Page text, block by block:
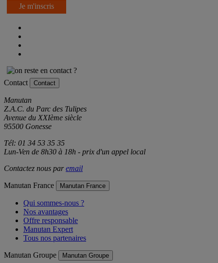
Je m'inscris
Contact Contact
Manutan
Z.A.C. du Parc des Tulipes
Avenue du XXIème siècle
95500 Gonesse
Tél: 01 34 53 35 35
Lun-Ven de 8h30 à 18h - prix d'un appel local
Contactez nous paremail
Manutan France Manutan France
Qui sommes-nous ?
Nos avantages
Offre responsable
Manutan Expert
Tous nos partenaires
Manutan Groupe Manutan Groupe